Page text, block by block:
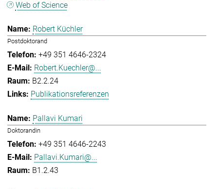
Web of Science
Robert Küchler
Postdoktorand
+49 351 4646-2324
Robert.Kuechler@...
B2.2.24
Publikationsreferenzen
Pallavi Kumari
Doktorandin
+49 351 4646-2243
Pallavi.Kumari@...
B1.2.43